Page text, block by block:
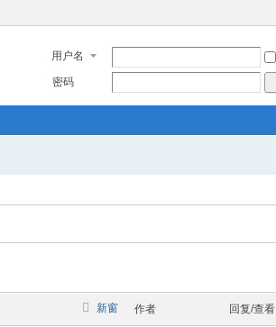
用户名
密码
新窗 作者 回复/查看